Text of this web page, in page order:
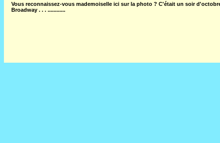
Vous reconnaissez-vous mademoiselle ici sur la photo ? C'était un soir
Broadway . . . ............